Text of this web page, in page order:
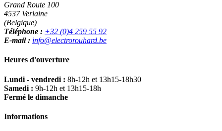
Grand Route 100
4537 Verlaine
(Belgique)
Téléphone : +32 (0)4 259 55 92
E-mail : info@electrorouhard.be
Heures d'ouverture
Lundi - vendredi : 8h-12h et 13h15-18h30
Samedi : 9h-12h et 13h15-18h
Fermé le dimanche
Informations